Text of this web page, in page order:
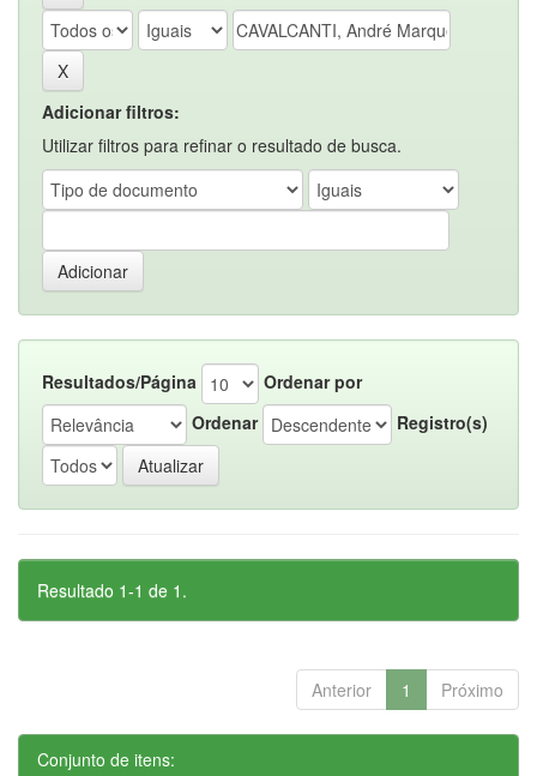
Adicionar filtros:
Utilizar filtros para refinar o resultado de busca.
Resultados/Página
Ordenar por
Ordenar
Registro(s)
Resultado 1-1 de 1.
Anterior 1 Próximo
Conjunto de itens: